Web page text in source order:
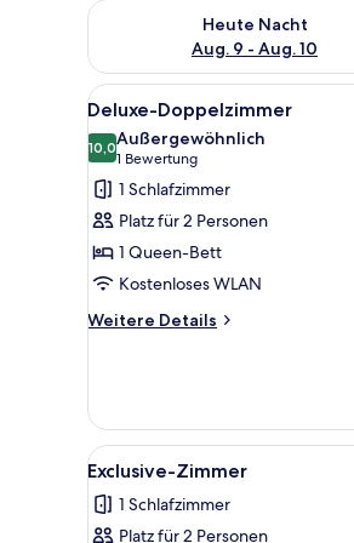
Heute Nacht
Aug. 9 - Aug. 10
Überprüfe die Verfügbarkeit
Alle
Fotos
für
Deluxe-
Doppelzimmer
anzeigen
2
Deluxe-Doppelzimmer
10,010,0 von 10
Außergewöhnlich
1 Bewertung
(1
Bewertung)
1 Schlafzimmer
Platz für 2 Personen
1 Queen-Bett
Kostenloses WLAN
Weitere Details
Weitere
Alle
Fotos
für
2
Exclusive-Zimmer
1 Schlafzimmer
Platz für 2 Personen